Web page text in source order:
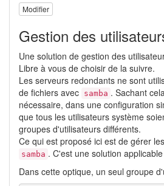
Modifier
Gestion des
Une solution de gestion des
Libre à vous de choisir de la suivre.
Les serveurs redondants ne sont
de fichiers avec samba . Sachant
nécessaire, dans une configuration
que tous les utilisateurs système
groupes d'utilisateurs différents.
Ce qui est proposé ici est de gérer
samba . C'est une solution
Dans cette optique, un seul groupe